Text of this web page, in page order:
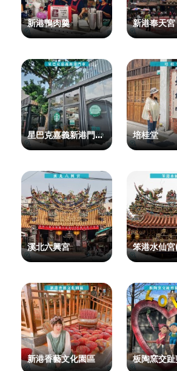
新港鴨肉羹 新港奉天宮
星巴克嘉義新港門市（培桂堂）培桂堂
溪北六興宮 笨港水仙宮
新港香藝文化園區 板陶窯交趾